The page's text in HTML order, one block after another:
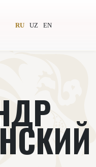
RU UZ EN
общество